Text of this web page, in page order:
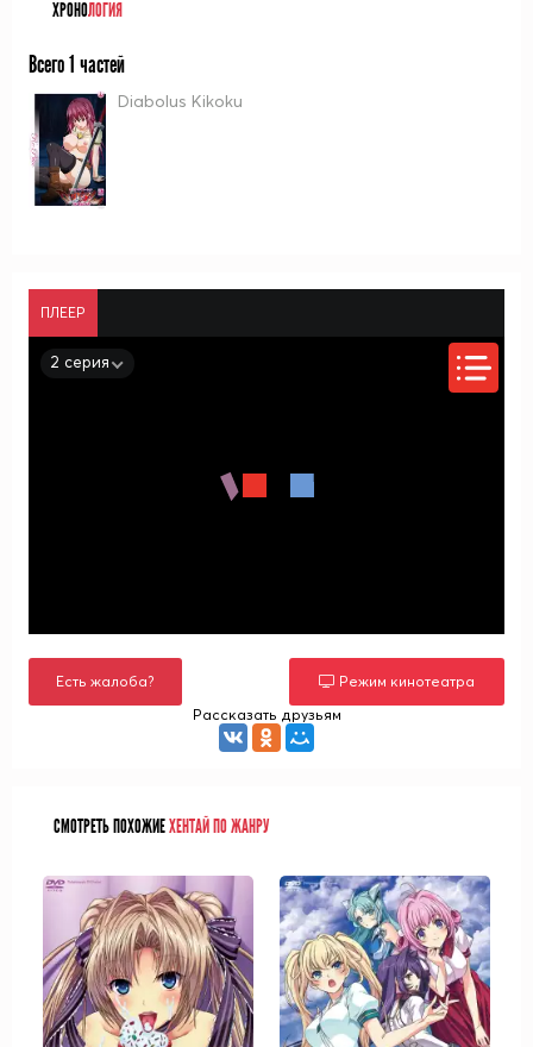
ХРОНОЛОГИЯ
Всего 1 частей
Diabolus Kikoku
ПЛЕЕР
2 серия
Есть жалоба?
Режим кинотеатра
Рассказать друзьям
СМОТРЕТЬ ПОХОЖИЕХЕНТАЙ ПО ЖАНРУ